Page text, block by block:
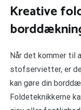
Kreative
Når det kommer til
stofservietter, er
kan gøre din
Foldeteknikkerne